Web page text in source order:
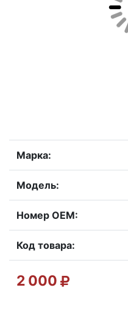
Марка:
Модель:
Номер OEM:
Код товара:
2 000